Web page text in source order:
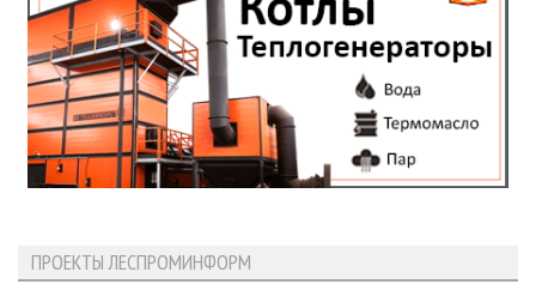
ПРОЕКТЫ ЛЕСПРОМИНФОРМ